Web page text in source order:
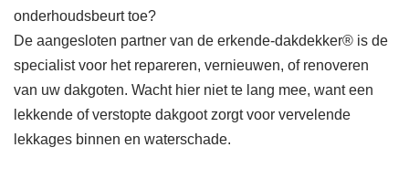
onderhoudsbeurt toe?
De aangesloten partner van de erkende-dakdekker® is de
specialist voor het repareren, vernieuwen, of renoveren
van uw dakgoten. Wacht hier niet te lang mee, want een
lekkende of verstopte dakgoot zorgt voor vervelende
lekkages binnen en waterschade.